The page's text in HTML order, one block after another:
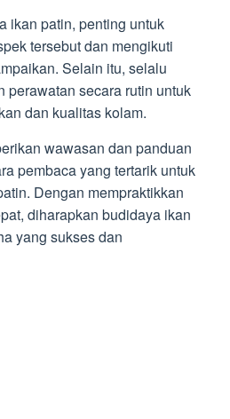
ikan patin, penting untuk
tersebut dan mengikuti
Selain itu, selalu
perawatan secara rutin untuk
dan kualitas kolam.
wawasan dan panduan
pembaca yang tertarik untuk
Dengan mempraktikkan
diharapkan budidaya ikan
yang sukses dan